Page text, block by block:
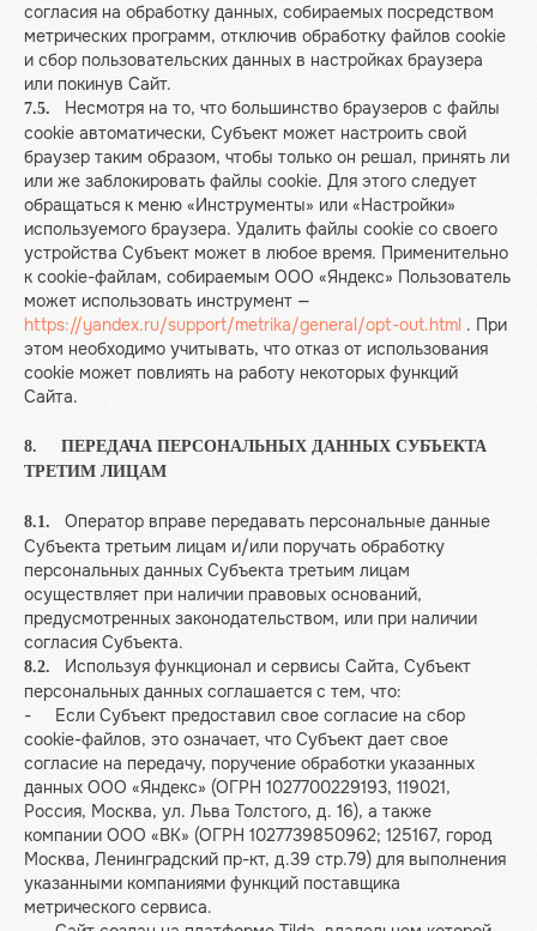
согласия на обработку данных, собираемых посредством
метрических программ, отключив обработку файлов cookie
и сбор пользовательских данных в настройках браузера
или покинув Сайт.
7.5. Несмотря на то, что большинство браузеров с файлы
cookie автоматически, Субъект может настроить свой
браузер таким образом, чтобы только он решал, принять ли
или же заблокировать файлы cookie. Для этого следует
обращаться к меню «Инструменты» или «Настройки»
используемого браузера. Удалить файлы cookie со своего
устройства Субъект может в любое время. Применительно
к cookie-файлам, собираемым ООО «Яндекс» Пользователь
может использовать инструмент —
https://yandex.ru/support/metrika/general/opt-out.html . При
этом необходимо учитывать, что отказ от использования
cookie может повлиять на работу некоторых функций
Сайта.
8. ПЕРЕДАЧА ПЕРСОНАЛЬНЫХ ДАННЫХ СУБЪЕКТА
ТРЕТИМ ЛИЦАМ
8.1. Оператор вправе передавать персональные данные
Субъекта третьим лицам и/или поручать обработку
персональных данных Субъекта третьим лицам
осуществляет при наличии правовых оснований,
предусмотренных законодательством, или при наличии
согласия Субъекта.
8.2. Используя функционал и сервисы Сайта, Субъект
персональных данных соглашается с тем, что:
- Если Субъект предоставил свое согласие на сбор
cookie-файлов, это означает, что Субъект дает свое
согласие на передачу, поручение обработки указанных
данных ООО «Яндекс» (ОГРН 1027700229193, 119021,
Россия, Москва, ул. Льва Толстого, д. 16), а также
компании ООО «ВК» (ОГРН 1027739850962; 125167, город
Москва, Ленинградский пр-кт, д.39 стр.79) для выполнения
указанными компаниями функций поставщика
метрического сервиса.